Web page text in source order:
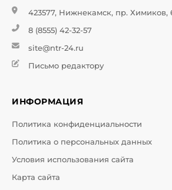
423577, Нижнекамск, пр. Химиков,
8 (8555) 42-32-57
site@ntr-24.ru
Письмо редактору
ИНФОРМАЦИЯ
Политика конфиденциальности
Политика о персональных данных
Условия использования сайта
Карта сайта